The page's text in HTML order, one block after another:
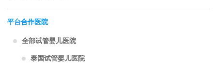
平台合作医院
全部试管婴儿医院
泰国试管婴儿医院